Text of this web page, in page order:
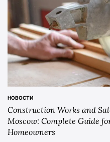
POSTED
IN
НОВОСТИ
Construction Works and
Moscow: Complete Guide
Homeowners